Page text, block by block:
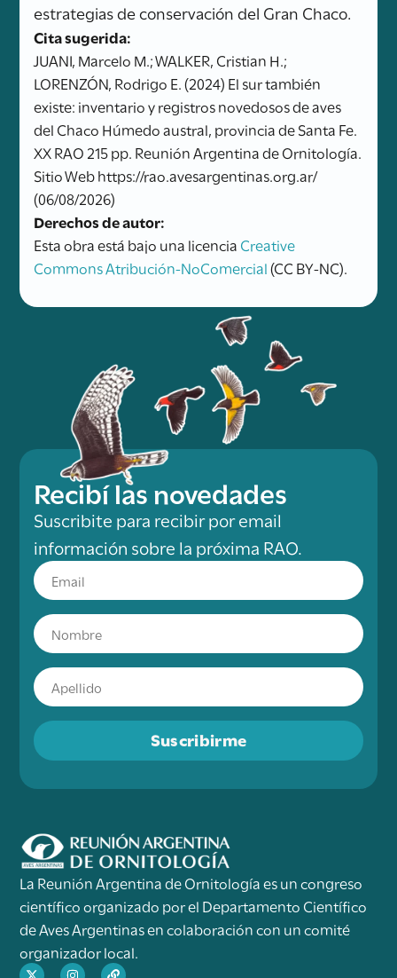
estrategias de conservación del Gran Chaco.
Cita sugerida:
JUANI, Marcelo M.; WALKER, Cristian H.;
LORENZÓN, Rodrigo E. (2024) El sur también
existe: inventario y registros novedosos de aves
del Chaco Húmedo austral, provincia de Santa Fe.
XX RAO 215 pp. Reunión Argentina de Ornitología.
Sitio Web https://rao.avesargentinas.org.ar/
(06/08/2026)
Derechos de autor:
Esta obra está bajo una licencia Creative
Commons Atribución-NoComercial(CC BY-NC).
Recibí las novedades
Suscribite para recibir por email
información sobre la próxima RAO.
Suscribirme
La Reunión Argentina de Ornitología es un congreso
científico organizado por el Departamento Científico
de Aves Argentinas en colaboración con un comité
organizador local.